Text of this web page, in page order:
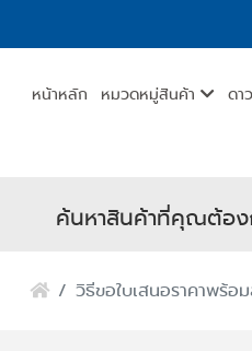
หน้าหลัก หมวดหมู่สินค้า ดา
ค้นหาสินค้าที่คุณต้อง
วิธีขอใบเสนอราคาพร้อ